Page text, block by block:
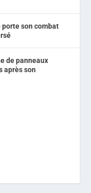
son combat
de panneaux
après son